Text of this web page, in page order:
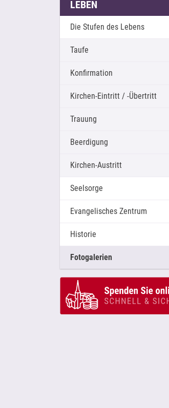
LEBEN
Die Stufen des Lebens
Taufe
Konfirmation
Kirchen-Eintritt / -Übertritt
Trauung
Beerdigung
Kirchen-Austritt
Seelsorge
Evangelisches Zentrum
Historie
Fotogalerien